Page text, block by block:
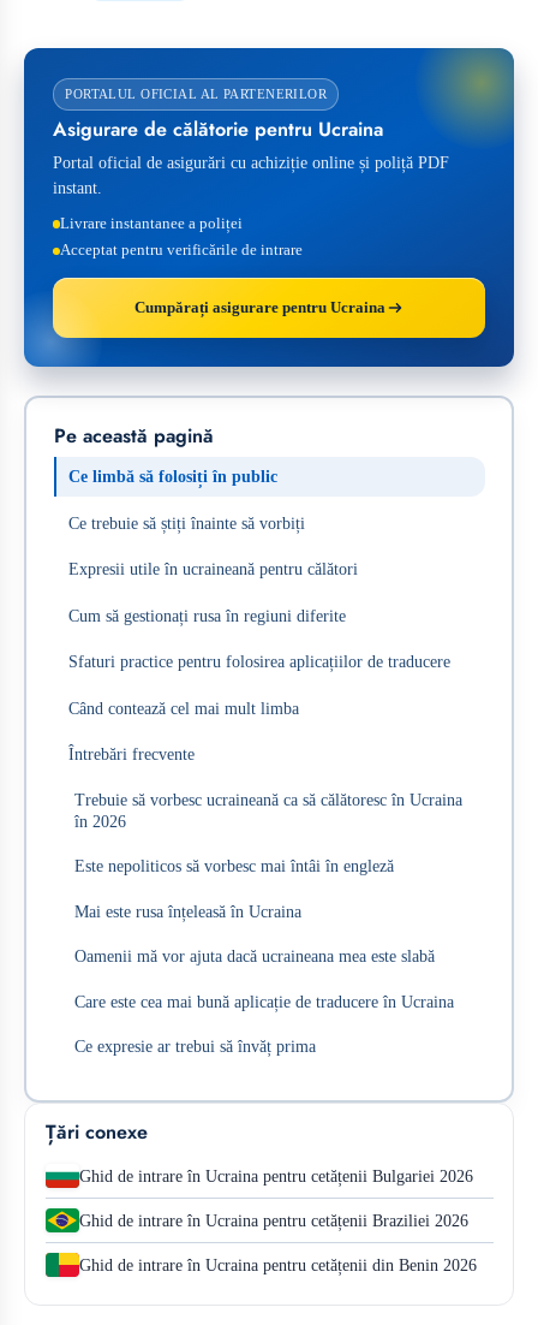
PORTALUL OFICIAL AL PARTENERILOR
Asigurare de călătorie pentru Ucraina
Portal oficial de asigurări cu achiziție online și poliță PDF
instant.
Livrare instantanee a poliței
Acceptat pentru verificările de intrare
Cumpărați asigurare pentru Ucraina
Pe această pagină
Ce limbă să folosiți în public
Ce trebuie să știți înainte să vorbiți
Expresii utile în ucraineană pentru călători
Cum să gestionați rusa în regiuni diferite
Sfaturi practice pentru folosirea aplicațiilor de traducere
Când contează cel mai mult limba
Întrebări frecvente
Trebuie să vorbesc ucraineană ca să călătoresc în Ucraina
în 2026
Este nepoliticos să vorbesc mai întâi în engleză
Mai este rusa înțeleasă în Ucraina
Oamenii mă vor ajuta dacă ucraineana mea este slabă
Care este cea mai bună aplicație de traducere în Ucraina
Ce expresie ar trebui să învăț prima
Țări conexe
Ghid de intrare în Ucraina pentru cetățenii Bulgariei 2026
Ghid de intrare în Ucraina pentru cetățenii Braziliei 2026
Ghid de intrare în Ucraina pentru cetățenii din Benin 2026